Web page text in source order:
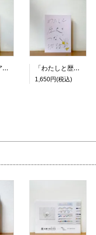
「歴史の蟹 アジアの旅と語りの記録」 「わたしと歴史をつなぐ物語」
1,650円(税込)